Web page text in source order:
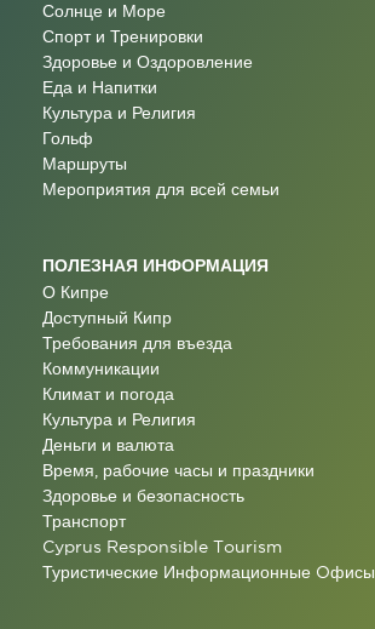
Солнце и Море
Спорт и Тренировки
Здоровье и Оздоровление
Еда и Напитки
Культура и Религия
Гольф
Маршруты
Мероприятия для всей семьи
ПОЛЕЗНАЯ ИНФОРМАЦИЯ
О Кипре
Доступный Кипр
Требования для въезда
Коммуникации
Климат и погода
Культура и Религия
Деньги и валюта
Время, рабочие часы и праздники
Здоровье и безопасность
Транспорт
Cyprus Responsible Tourism
Туристические Информационные Oфисы